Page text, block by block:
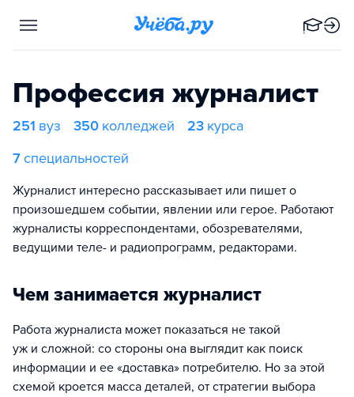
Профессия журналист
251 вуз 350 колледжей 23 курса
7специальностей
Журналист интересно рассказывает или пишет о
произошедшем событии, явлении или герое. Работают
журналисты корреспондентами, обозревателями,
ведущими теле- и радиопрограмм, редакторами.
Чем занимается журналист
Работа журналиста может показаться не такой
уж и сложной: со стороны она выглядит как поиск
информации и ее «доставка» потребителю. Но за этой
схемой кроется масса деталей, от стратегии выбора